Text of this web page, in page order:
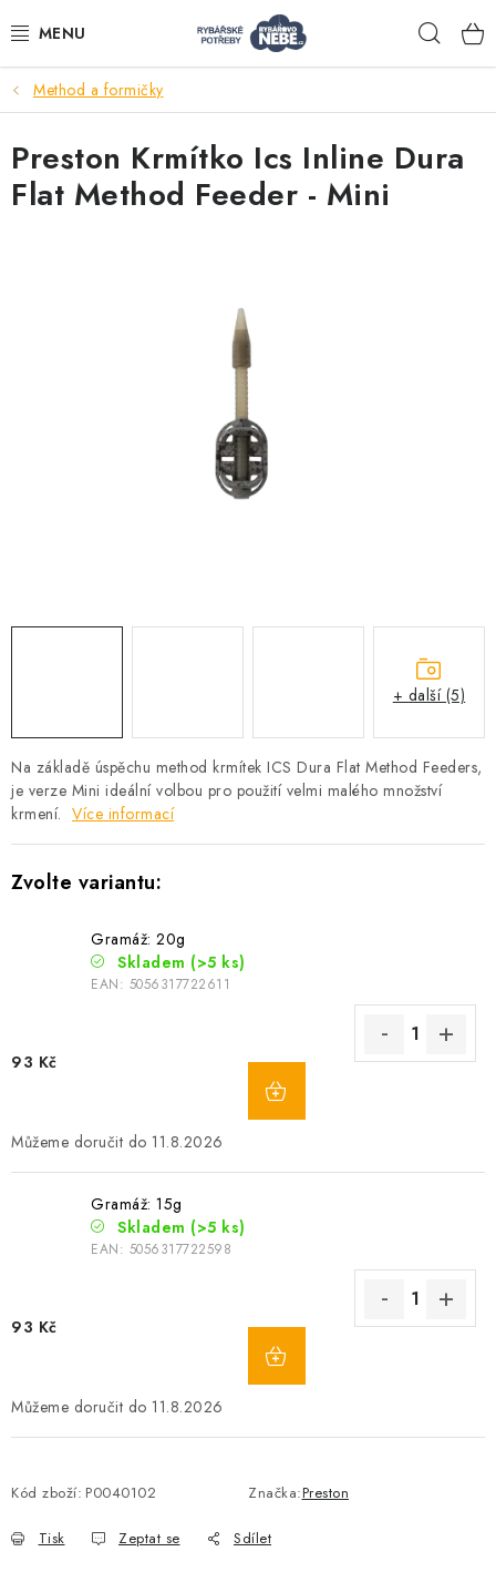
na
Akce
Navijáky
Lov s lodí
Method a formičky
Na základě úspěchu method krmítek ICS Dura Flat Method Feeders,
je verze Mini ideální volbou pro použití velmi malého množství
krmení. Více informací
Gramáž: 20g
Skladem (>5 ks)
EAN: 5056317722611
93 Kč
11.8.2026
Gramáž: 15g
Skladem (>5 ks)
EAN: 5056317722598
93 Kč
11.8.2026
Kód zboží: P0040102 Značka:Preston
Tisk Zeptat se Sdílet
Preston Krmítko Ics Inline Dura
Flat Method Feeder - Mini
+ další (5)